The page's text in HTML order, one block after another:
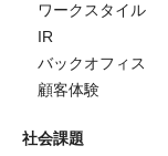
ワークスタイル
IR
バックオフィス
顧客体験
社会課題